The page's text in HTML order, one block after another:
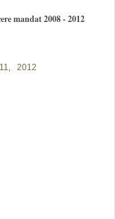
mandat 2008 - 2012
2012